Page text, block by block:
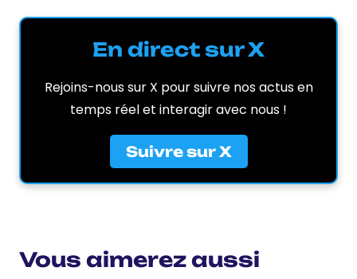
En direct sur X
Rejoins-nous sur X pour suivre nos actus en
temps réel et interagir avec nous !
Suivre sur X
Vous aimerez aussi